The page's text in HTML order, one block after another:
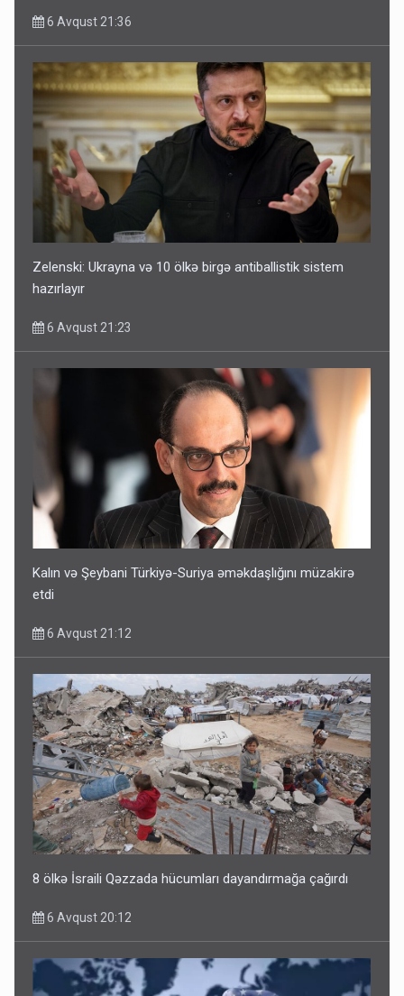
6 Avqust 21:36
Zelenski: Ukrayna və 10 ölkə birgə antiballistik sistem
hazırlayır
6 Avqust 21:23
Kalın və Şeybani Türkiyə-Suriya əməkdaşlığını müzakirə
etdi
6 Avqust 21:12
8 ölkə İsraili Qəzzada hücumları dayandırmağa çağırdı
6 Avqust 20:12